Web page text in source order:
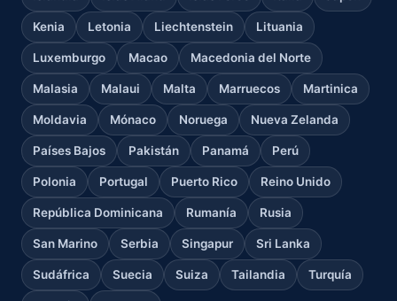
Kenia Letonia Liechtenstein Lituania
Luxemburgo Macao Macedonia del Norte
Malasia Malaui Malta Marruecos Martinica
Moldavia Mónaco Noruega Nueva Zelanda
Países Bajos Pakistán Panamá Perú
Polonia Portugal Puerto Rico Reino Unido
República Dominicana Rumanía Rusia
San Marino Serbia Singapur Sri Lanka
Sudáfrica Suecia Suiza Tailandia Turquía